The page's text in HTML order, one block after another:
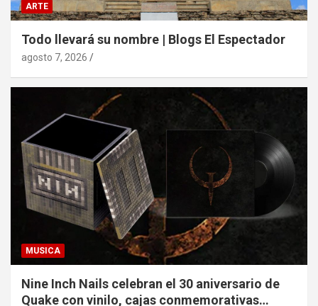
ARTE
Todo llevará su nombre | Blogs El Espectador
agosto 7, 2026
MUSICA
Nine Inch Nails celebran el 30 aniversario de
Quake con vinilo, cajas conmemorativas…